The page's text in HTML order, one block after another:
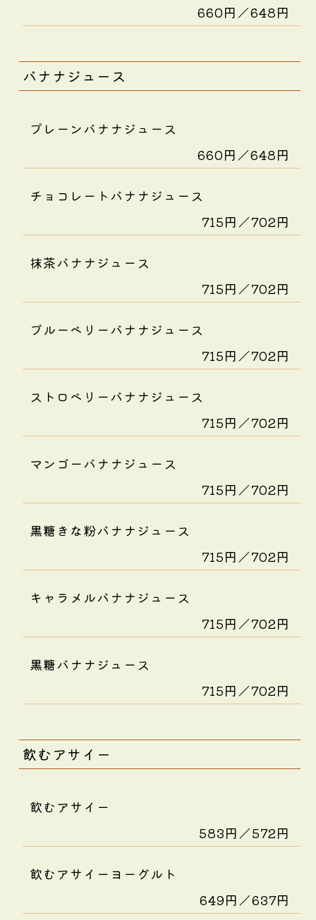
660円／648円
バナナジュース
プレーンバナナジュース
660円／648円
チョコレートバナナジュース
715円／702円
抹茶バナナジュース
715円／702円
ブルーベリーバナナジュース
715円／702円
ストロベリーバナナジュース
715円／702円
マンゴーバナナジュース
715円／702円
黒糖きな粉バナナジュース
715円／702円
キャラメルバナナジュース
715円／702円
黒糖バナナジュース
715円／702円
飲むアサイー
飲むアサイー
583円／572円
飲むアサイーヨーグルト
649円／637円